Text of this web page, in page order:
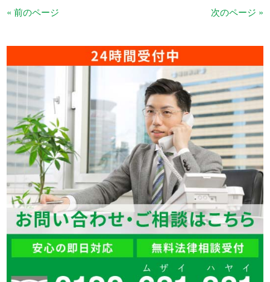
« 前のページ 次のページ »